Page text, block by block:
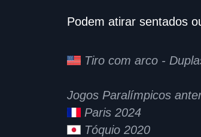
Podem atirar sentados
Tiro com arco -
Jogos Paralímpicos
Paris 2024
Tóquio 2020